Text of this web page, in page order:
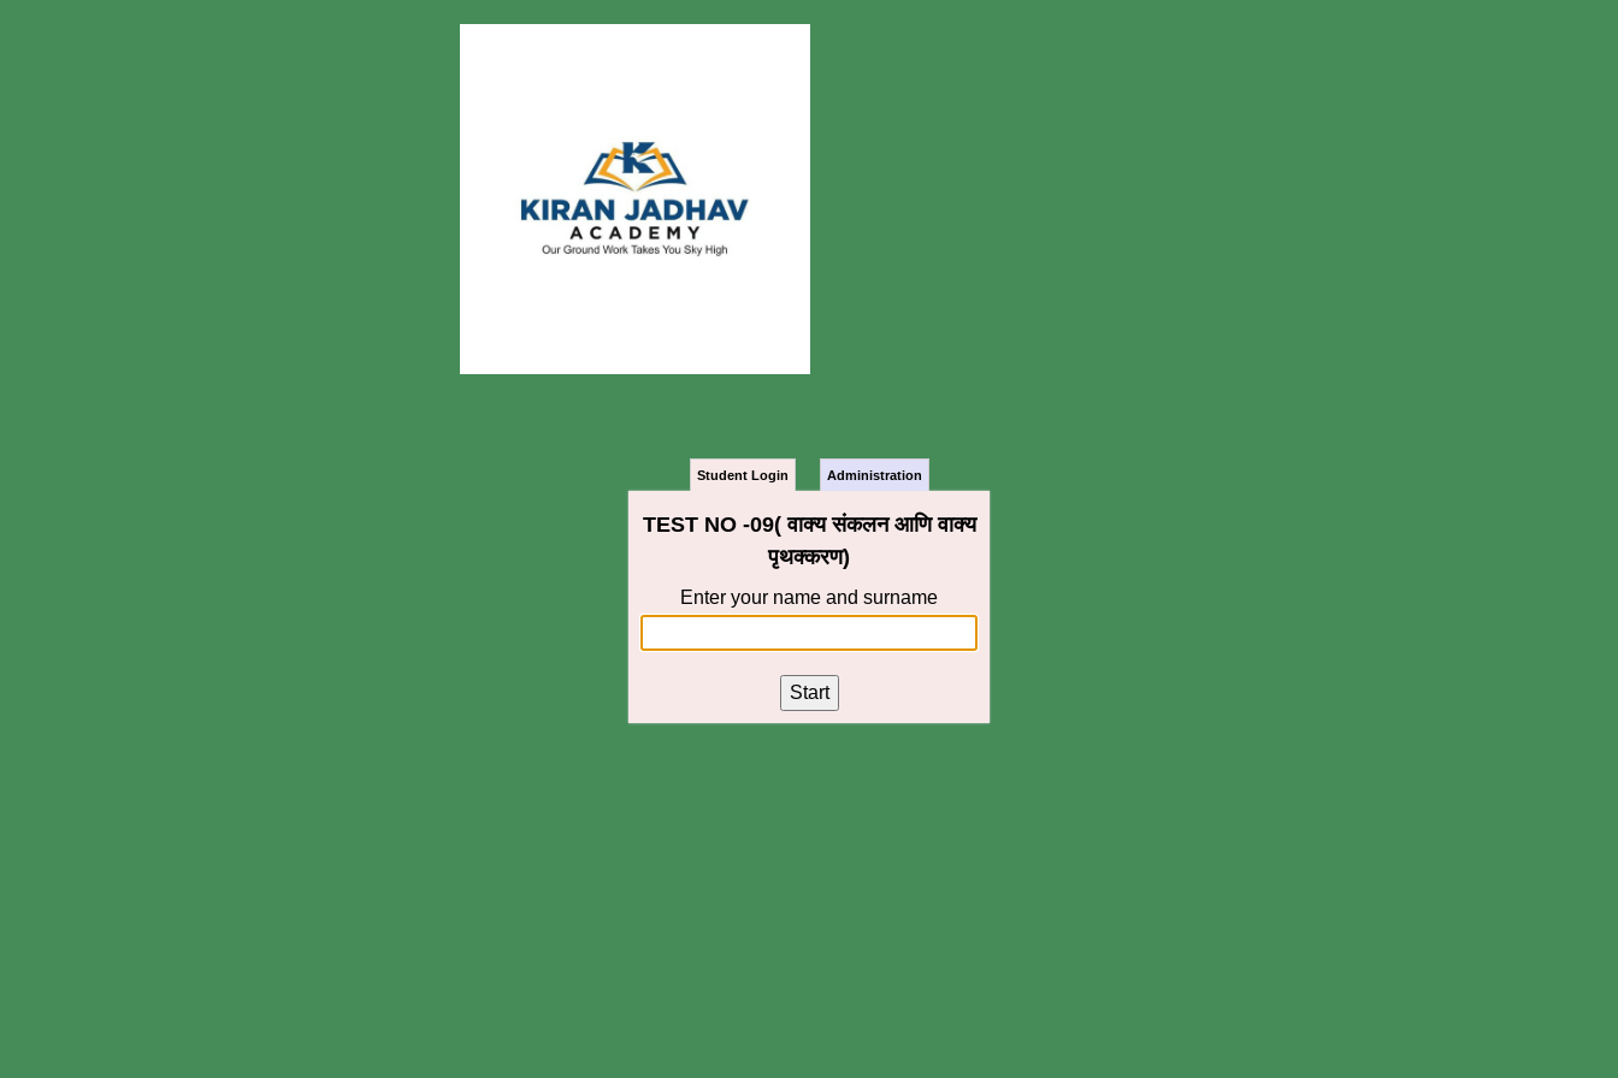
Student Login Administration
TEST NO -09( वाक्य संकलन आणि वाक्य
पृथक्करण)
Enter your name and surname